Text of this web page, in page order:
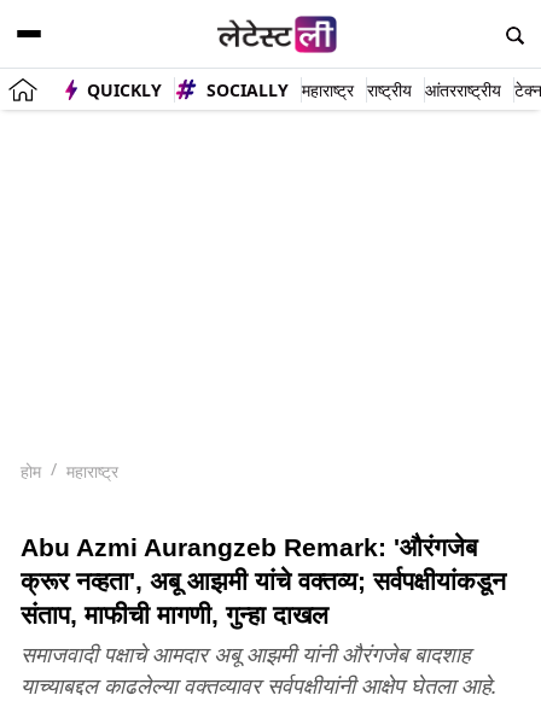
QUICKLY SOCIALLY महाराष्ट्र राष्ट्रीय आंतरराष्ट्रीय
होम महाराष्ट्र
Abu Azmi Aurangzeb Remark: 'औरंगजेब
क्रूर नव्हता', अबू आझमी यांचे वक्तव्य; सर्वपक्षीयांकडून
संताप, माफीची मागणी, गुन्हा दाखल
समाजवादी पक्षाचे आमदार अबू आझमी यांनी औरंगजेब बादशाह
याच्याबद्दल काढलेल्या वक्तव्यावर सर्वपक्षीयांनी आक्षेप घेतला आहे.